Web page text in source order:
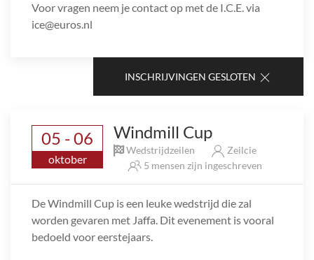
Voor vragen neem je contact op met de I.C.E. via
ice@euros.nl
INSCHRIJVINGEN GESLOTEN
05 - 06
oktober
Windmill Cup
Wedstrijdzeilen
Zeilcie
5 mensen zijn ingeschreven
De Windmill Cup is een leuke wedstrijd die zal
worden gevaren met Jaffa. Dit evenement is vooral
bedoeld voor eerstejaars.